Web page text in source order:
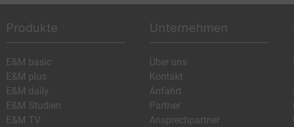
Produkte
E&M basic
E&M plus
E&M daily
E&M Studien
E&M TV
Unternehmen
Über uns
Kontakt
Anfahrt
Partner
Ansprechpartner